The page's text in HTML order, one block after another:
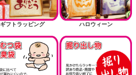
ギフトラッピング ハロウィーン